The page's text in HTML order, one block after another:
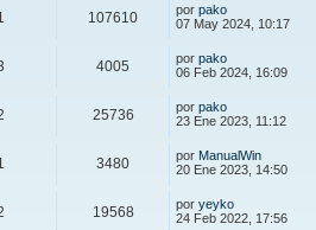
107610 por pako
07 May 2024, 10:17
4005 por pako
06 Feb 2024, 16:09
25736 por pako
23 Ene 2023, 11:12
3480 por ManualWin
20 Ene 2023, 14:50
19568 por yeyko
24 Feb 2022, 17:56